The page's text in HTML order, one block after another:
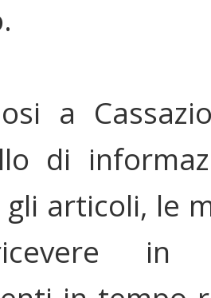
a
di
articoli, le
in